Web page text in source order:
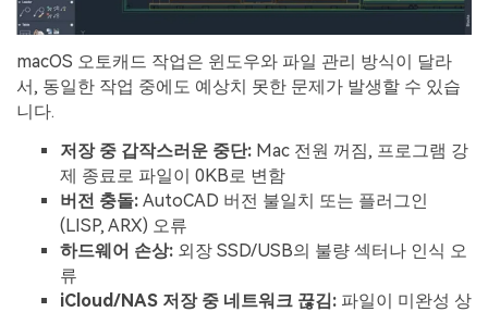
macOS 오토캐드 작업은 윈도우와 파일 관리 방식이 달라
서, 동일한 작업 중에도 예상치 못한 문제가 발생할 수 있습
니다.
저장 중 갑작스러운 중단: Mac 전원 꺼짐, 프로그램 강
제 종료로 파일이 0KB로 변함
버전 충돌: AutoCAD 버전 불일치 또는 플러그인
(LISP, ARX) 오류
하드웨어 손상: 외장 SSD/USB의 불량 섹터나 인식 오
류
iCloud/NAS 저장 중 네트워크 끊김: 파일이 미완성 상